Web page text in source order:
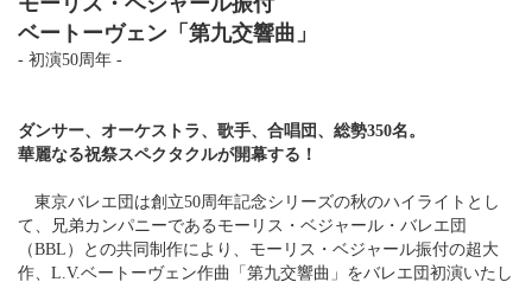
ベートーヴェン「第九交響曲」
- 初演50周年 -
ダンサー、オーケストラ、歌手、合唱団、総勢350名。
華麗なる祝祭スペクタクルが開幕する！
東京バレエ団は創立50周年記念シリーズの秋のハイライトとし
て、兄弟カンパニーであるモーリス・ベジャール・バレエ団
（BBL）との共同制作により、モーリス・ベジャール振付の超大
作、L.V.ベートーヴェン作曲「第九交響曲」をバレエ団初演いたし